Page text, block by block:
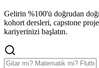
Gelirin %100'ü doğrudan
kohort dersleri, capstone
kariyerinizi başlatın.